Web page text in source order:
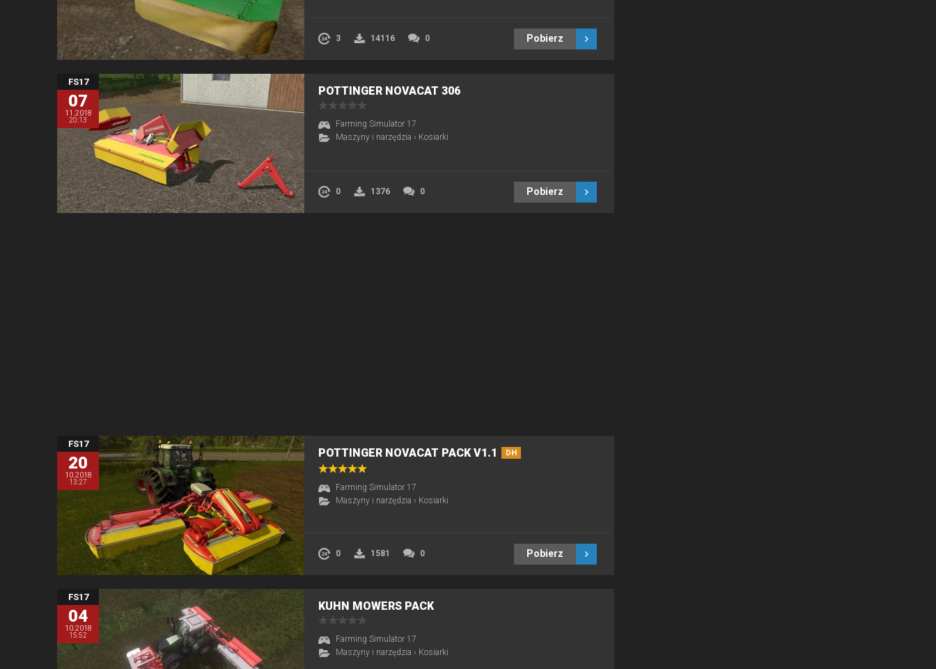
3 14116 0 Pobierz
FS17
07
11.2018
20:13
POTTINGER NOVACAT 306
Farming Simulator 17
Maszyny i narzędzia › Kosiarki
0 1376 0 Pobierz
FS17
20
10.2018
13:27
POTTINGER NOVACAT PACK V1.1 DH
Farming Simulator 17
Maszyny i narzędzia › Kosiarki
0 1581 0 Pobierz
FS17
04
10.2018
15:52
KUHN MOWERS PACK
Farming Simulator 17
Maszyny i narzędzia › Kosiarki